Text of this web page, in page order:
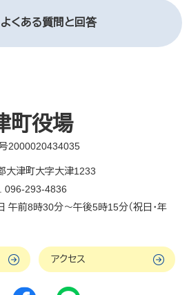
よくある質問と回答
町役場
2000020434035
大津町大字大津1233
096-293-4836
午前8時30分～午後5時15分（祝日・年
アクセス